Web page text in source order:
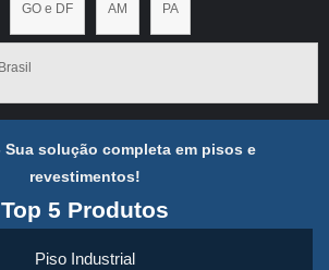
GO e DF AM PA
Sua solução completa em pisos e
revestimentos!
Top 5 Produtos
Piso Industrial